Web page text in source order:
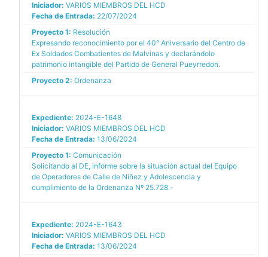
Iniciador: VARIOS MIEMBROS DEL HCD
Fecha de Entrada: 22/07/2024
Proyecto 1: Resolución
Expresando reconocimiento por el 40° Aniversario del Centro de
Ex Soldados Combatientes de Malvinas y declarándolo
patrimonio intangible del Partido de General Pueyrredon.
Proyecto 2: Ordenanza
Expediente: 2024-E-1648
Iniciador: VARIOS MIEMBROS DEL HCD
Fecha de Entrada: 13/06/2024
Proyecto 1: Comunicación
Solicitando al DE, informe sobre la situación actual del Equipo
de Operadores de Calle de Niñez y Adolescencia y
cumplimiento de la Ordenanza Nº 25.728.-
Expediente: 2024-E-1643
Iniciador: VARIOS MIEMBROS DEL HCD
Fecha de Entrada: 13/06/2024